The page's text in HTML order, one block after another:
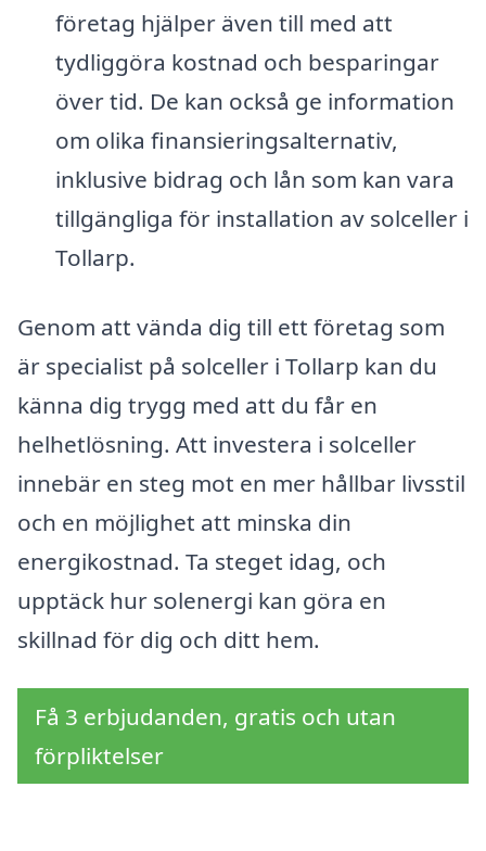
företag hjälper även till med att
tydliggöra kostnad och besparingar
över tid. De kan också ge information
om olika finansieringsalternativ,
inklusive bidrag och lån som kan vara
tillgängliga för installation av solceller i
Tollarp.
Genom att vända dig till ett företag som
är specialist på solceller i Tollarp kan du
känna dig trygg med att du får en
helhetlösning. Att investera i solceller
innebär en steg mot en mer hållbar livsstil
och en möjlighet att minska din
energikostnad. Ta steget idag, och
upptäck hur solenergi kan göra en
skillnad för dig och ditt hem.
Få 3 erbjudanden, gratis och utan
förpliktelser